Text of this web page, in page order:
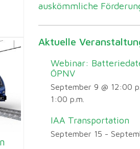
auskömmliche
Aktuelle
Webinar:
ÖPNV
September 9 @ 12:00
1:00 p.m.
IAA Transportation
September 15 -